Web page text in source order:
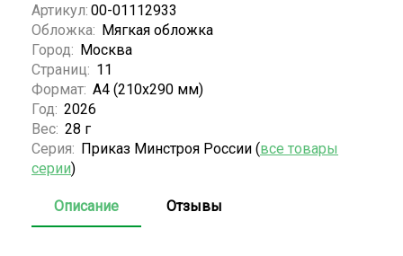
Артикул: 00-01112933
Обложка: Мягкая обложка
Город: Москва
Страниц: 11
Формат: А4 (210x290 мм)
Год: 2026
Вес: 28 г
Серия: Приказ Минстроя России (все товары
серии)
Описание Отзывы